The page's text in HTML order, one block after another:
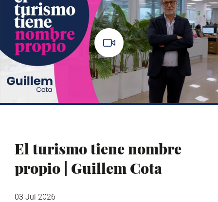
El turismo tiene nombre
propio | Guillem Cota
03 Jul 2026